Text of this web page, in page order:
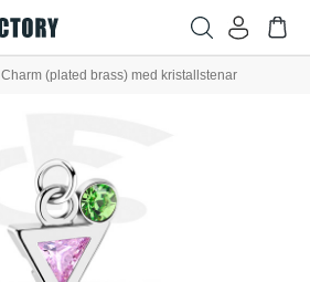
Charm (plated brass) med kristallstenar